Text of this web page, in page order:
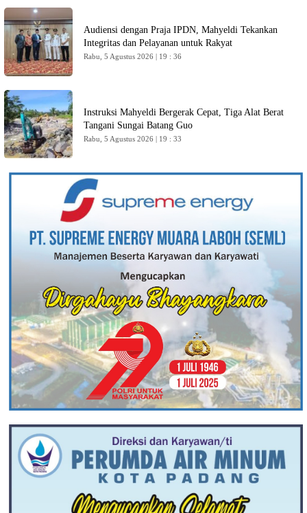
Audiensi dengan Praja IPDN, Mahyeldi Tekankan
Integritas dan Pelayanan untuk Rakyat
Rabu, 5 Agustus 2026 | 19 : 36
Instruksi Mahyeldi Bergerak Cepat, Tiga Alat Berat
Tangani Sungai Batang Guo
Rabu, 5 Agustus 2026 | 19 : 33